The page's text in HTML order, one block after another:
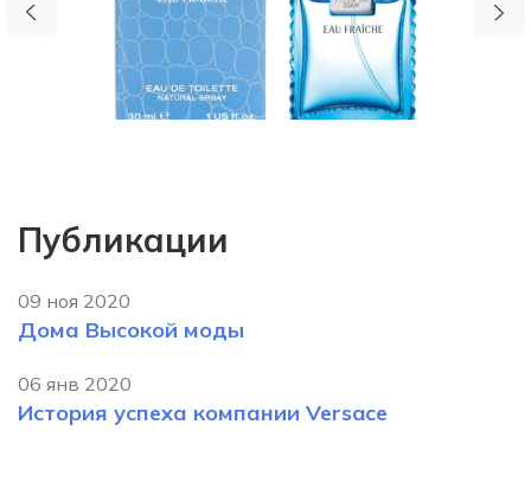
Previous
Публикации
09 ноя 2020
Дома Высокой моды
06 янв 2020
История успеха компании Versace